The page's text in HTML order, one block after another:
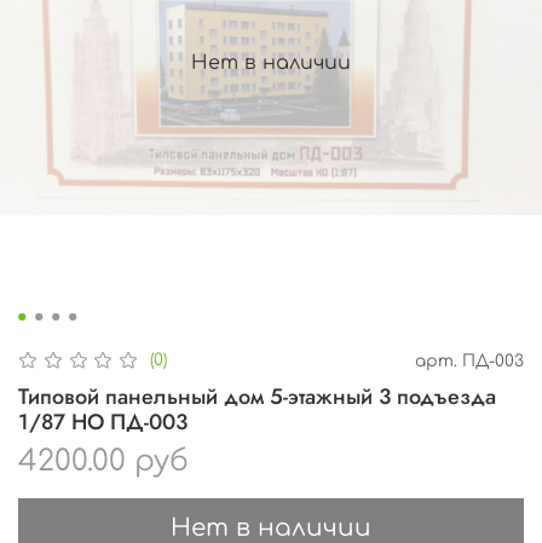
Нет в наличии
(0) арт. ПД-003
Типовой панельный дом 5-этажный 3 подъезда
1/87 НО ПД-003
4200.00 руб
Нет в наличии